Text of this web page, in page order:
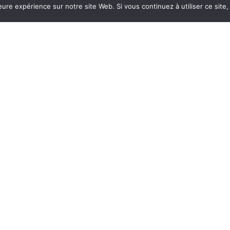
poursuit ses actions pour développer les échanges
expérience sur notre site Web. Si vous continuez à utiliser ce